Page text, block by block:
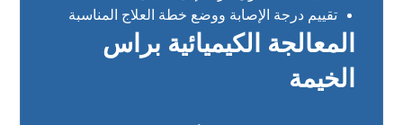
تقييم درجة الإصابة ووضع خطة العلاج المناسبة
المعالجة الكيميائية براس
الخيمة